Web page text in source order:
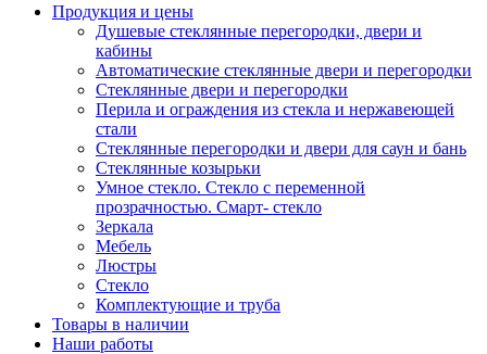
Продукция и цены
Душевые стеклянные перегородки, двери и
кабины
Автоматические стеклянные двери и перегородки
Стеклянные двери и перегородки
Перила и ограждения из стекла и нержавеющей
стали
Стеклянные перегородки и двери для саун и бань
Стеклянные козырьки
Умное стекло. Стекло с переменной
прозрачностью. Смарт- стекло
Зеркала
Мебель
Люстры
Стекло
Комплектующие и труба
Товары в наличии
Наши работы